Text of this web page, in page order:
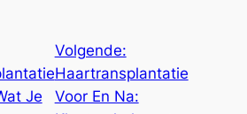
Je
Volgende:
Haartransplantatie
Voor En Na: